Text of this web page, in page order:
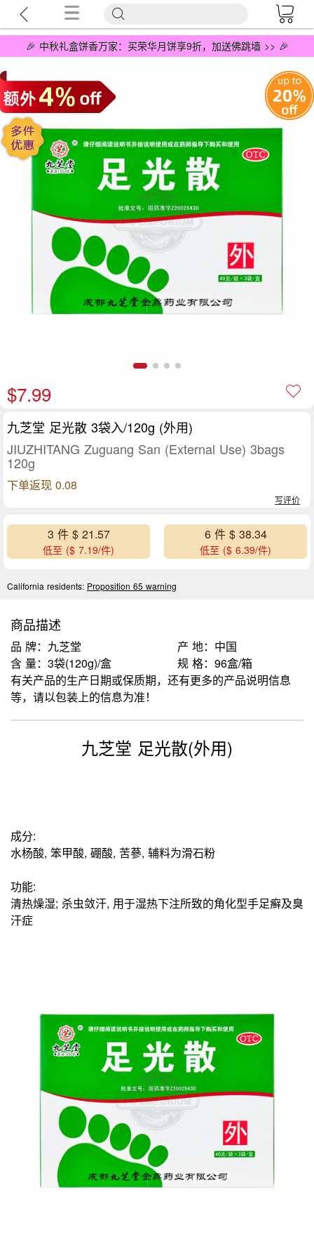
🎉 中秋礼盒饼香万家：买荣华月饼享9折，加送佛跳墙 >> 🎉
$7.99
九芝堂 足光散 3袋入/120g (外用)
JIUZHITANG Zuguang San (External Use) 3bags
120g
下单返现 0.08
写评价
3 件 $ 21.57
低至 ($ 7.19/件)
6 件 $ 38.34
低至 ($ 6.39/件)
California residents: Proposition 65 warning
商品描述
品 牌：九芝堂
产 地：中国
含 量：3袋(120g)/盒
规 格：96盒/箱
有关产品的生产日期或保质期，还有更多的产品说明信息
等，请以包装上的信息为准！
九芝堂 足光散(外用)
成分:
水杨酸, 笨甲酸, 硼酸, 苦蔘, 辅料为滑石粉
功能:
清热燥湿; 杀虫敛汗, 用于湿热下注所致的角化型手足癣及臭
汗症